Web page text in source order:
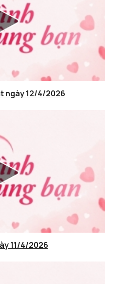
ngày 12/4/2026
11/4/2026